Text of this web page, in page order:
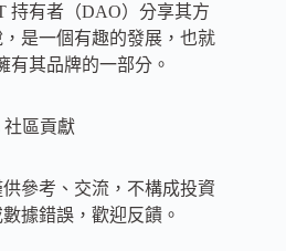
持有者（DAO）分享其方
是一個有趣的發展，也就
有其品牌的一部分。
社區貢獻
參考、交流，不構成投資
據錯誤，歡迎反饋。